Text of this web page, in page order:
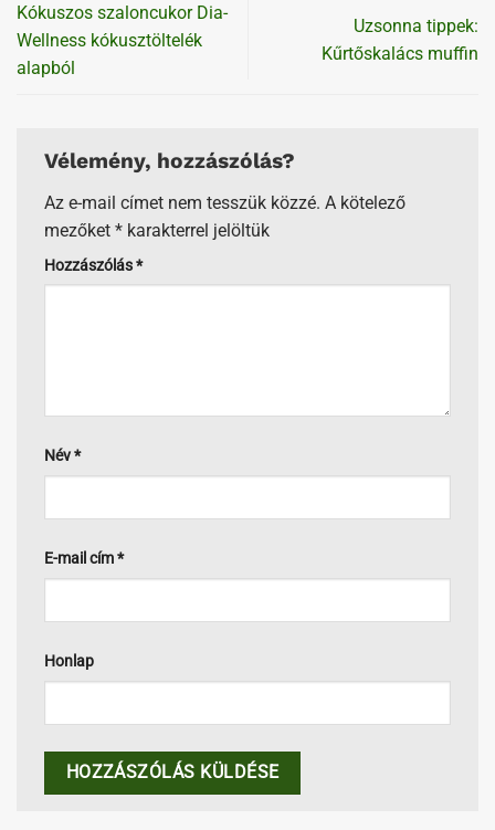
Kókuszos szaloncukor Dia-
Wellness kókusztöltelék
alapból
Uzsonna tippek:
Kűrtőskalács muffin
Vélemény, hozzászólás?
Az e-mail címet nem tesszük közzé. A kötelező
mezőket * karakterrel jelöltük
Hozzászólás*
Név*
E-mail cím*
Honlap